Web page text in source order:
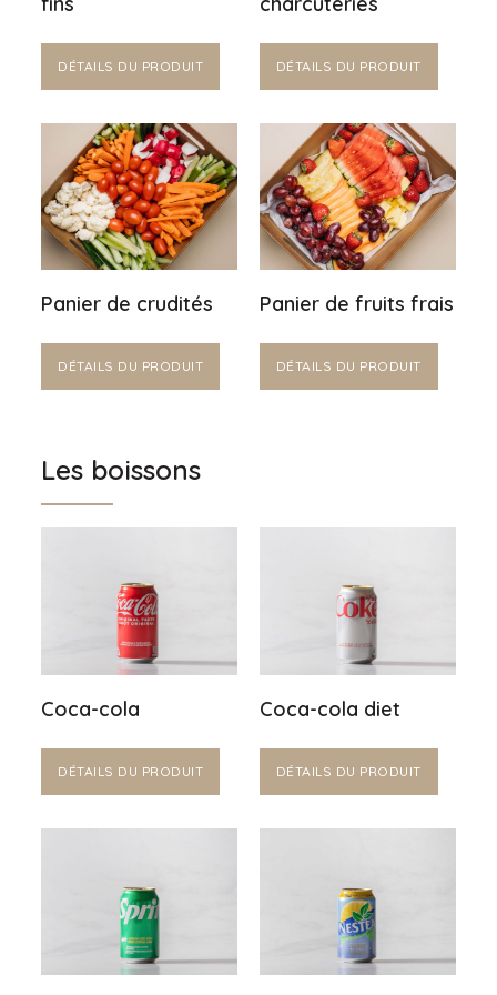
DÉTAILS DU PRODUIT DÉTAILS DU PRODUIT
Panier de crudités
DÉTAILS DU PRODUIT
Panier de fruits frais
DÉTAILS DU PRODUIT
Les boissons
Coca-cola
DÉTAILS DU PRODUIT
Coca-cola diet
DÉTAILS DU PRODUIT